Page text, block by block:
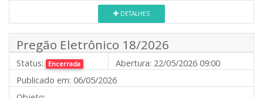
DETALHES
Pregão Eletrônico 18/2026
Status: Encerrada Abertura: 22/05/2026 09:00
Publicado em: 06/05/2026